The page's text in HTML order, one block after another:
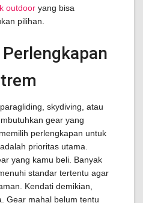
outdoor yang bisa
pilihan.
skydiving, atau
gear yang
perlengkapan untuk
prioritas utama.
yang kamu beli. Banyak
standar tertentu agar
Kendati demikian,
Gear mahal belum tentu